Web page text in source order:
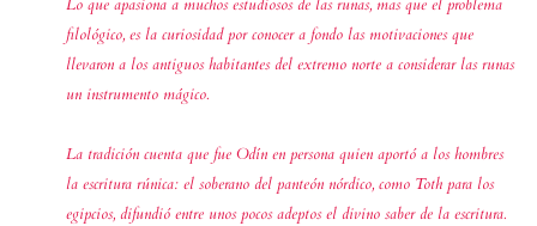
Lo que apasiona a muchos estudiosos de las runas, mas que el problema
filológico, es la curiosidad por conocer a fondo las motivaciones que
llevaron a los antiguos habitantes del extremo norte a considerar las runas
un instrumento mágico.
La tradición cuenta que fue Odín en persona quien aportó a los hombres
la escritura rúnica: el soberano del panteón nórdico, como Toth para los
egipcios, difundió entre unos pocos adeptos el divino saber de la escritura.